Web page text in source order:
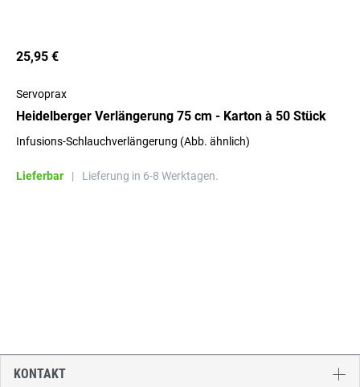
25,95 €
Servoprax
Heidelberger Verlängerung 75 cm - Karton à 50 Stück
Infusions-Schlauchverlängerung (Abb. ähnlich)
Lieferbar | Lieferung in 6-8 Werktagen.
KONTAKT